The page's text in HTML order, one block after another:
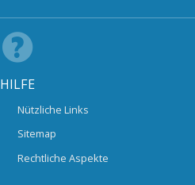
HILFE
Nützliche Links
Sitemap
Rechtliche Aspekte